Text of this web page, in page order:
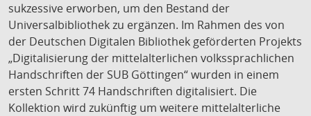
sukzessive erworben, um den Bestand der
Universalbibliothek zu ergänzen. Im Rahmen des von
der Deutschen Digitalen Bibliothek geförderten Projekts
„Digitalisierung der mittelalterlichen volkssprachlichen
Handschriften der SUB Göttingen“ wurden in einem
ersten Schritt 74 Handschriften digitalisiert. Die
Kollektion wird zukünftig um weitere mittelalterliche